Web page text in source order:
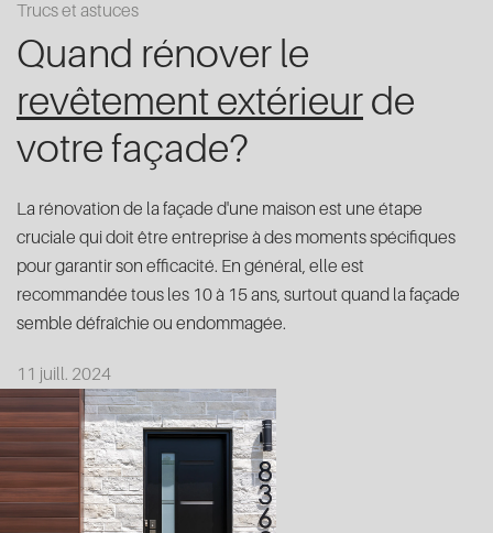
Trucs et astuces
Quand rénover le
revêtement extérieur de
votre façade?
La rénovation de la façade d'une maison est une étape
cruciale qui doit être entreprise à des moments spécifiques
pour garantir son efficacité. En général, elle est
recommandée tous les 10 à 15 ans, surtout quand la façade
semble défraîchie ou endommagée.
11 juill. 2024